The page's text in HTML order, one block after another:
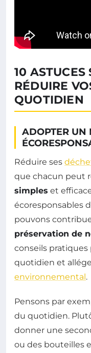
10 ASTUCES
RÉDUIRE
QUOTIDIEN
ADOPTER UN
Réduire ses
que chacun peut
simples et
écoresponsables
pouvons
préservation de
conseils
quotidien et
environnemental .
Pensons par
du quotidien.
donner une
ou des bouteilles